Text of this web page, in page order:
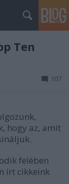
Ten
107
hogy az, amit
felében
írt cikkeink